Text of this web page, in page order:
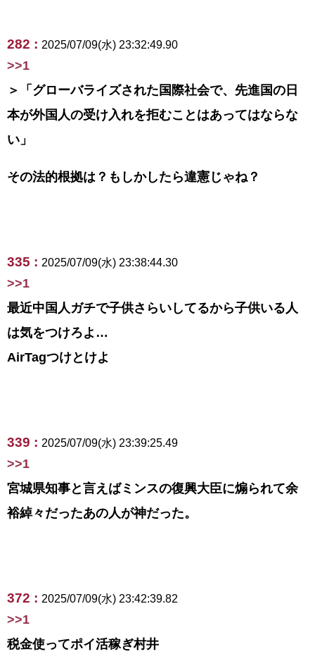
282 : 2025/07/09(水) 23:32:49.90
>>1
＞「グローバライズされた国際社会で、先進国の日
本が外国人の受け入れを拒むことはあってはならな
い」
その法的根拠は？もしかしたら違憲じゃね？
335 : 2025/07/09(水) 23:38:44.30
>>1
最近中国人ガチで子供さらいしてるから子供いる人
は気をつけろよ…
AirTagつけとけよ
339 : 2025/07/09(水) 23:39:25.49
>>1
宮城県知事と言えばミンスの復興大臣に煽られて余
裕綽々だったあの人が神だった。
372 : 2025/07/09(水) 23:42:39.82
>>1
税金使ってポイ活稼ぎ村井